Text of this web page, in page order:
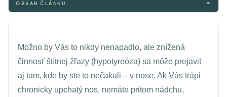
OBSAH ČLÁNKU
Možno by Vás to nikdy nenapadlo, ale znížená
činnosť štítnej žľazy (hypotyreóza) sa môže prejaviť
aj tam, kde by ste to nečakali – v nose. Ak Vás trápi
chronicky upchatý nos, nemáte pritom nádchu,